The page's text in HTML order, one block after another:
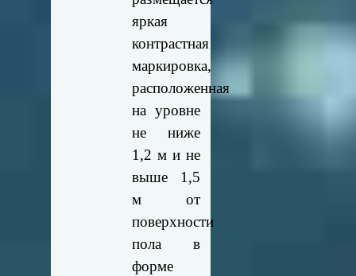
яркая
контрастная
маркировка,
расположенная
на уровне
не ниже
1,2 м и не
выше 1,5
м от
поверхности
пола в
форме